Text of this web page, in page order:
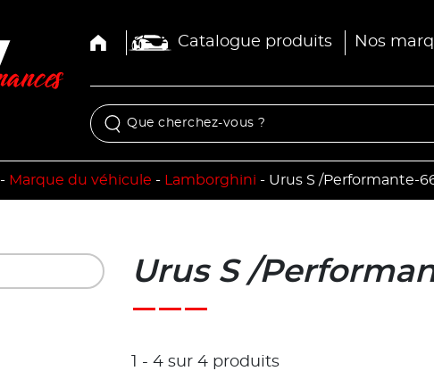
Catalogue produits Nos
- Marque du véhicule - Lamborghini - Urus S /Performante-
Urus S /
1 - 4 sur 4 produits